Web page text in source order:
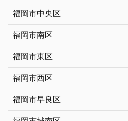
福岡市中央区
福岡市南区
福岡市東区
福岡市西区
福岡市早良区